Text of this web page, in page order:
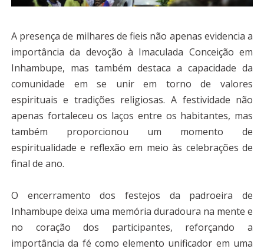
A presença de milhares de fieis não apenas evidencia a
importância da devoção à Imaculada Conceição em
Inhambupe, mas também destaca a capacidade da
comunidade em se unir em torno de valores
espirituais e tradições religiosas. A festividade não
apenas fortaleceu os laços entre os habitantes, mas
também proporcionou um momento de
espiritualidade e reflexão em meio às celebrações de
final de ano.
O encerramento dos festejos da padroeira de
Inhambupe deixa uma memória duradoura na mente e
no coração dos participantes, reforçando a
importância da fé como elemento unificador em uma